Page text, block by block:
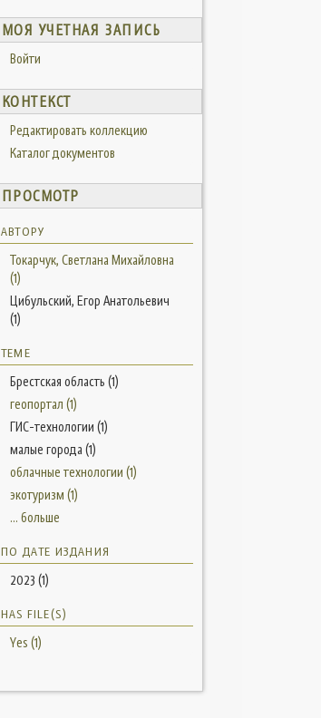
МОЯ УЧЕТНАЯ ЗАПИСЬ
Войти
КОНТЕКСТ
Редактировать коллекцию
Каталог документов
ПРОСМОТР
АВТОРУ
Токарчук, Светлана Михайловна
(1)
Цибульский, Егор Анатольевич
(1)
ТЕМЕ
Брестская область (1)
геопортал (1)
ГИС-технологии (1)
малые города (1)
облачные технологии (1)
экотуризм (1)
... больше
ПО ДАТЕ ИЗДАНИЯ
2023 (1)
HAS FILE(S)
Yes (1)